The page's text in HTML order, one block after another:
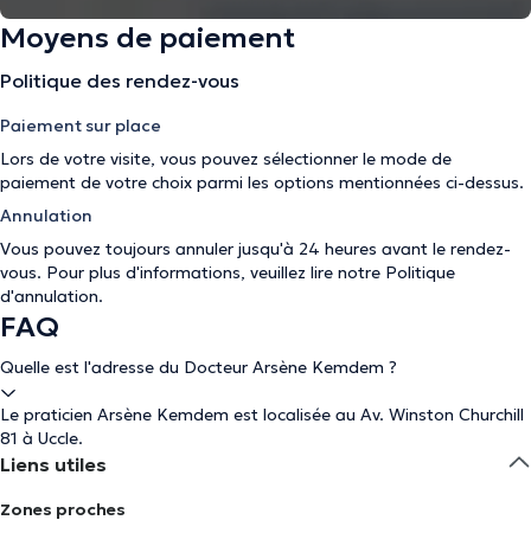
Moyens de paiement
Politique des rendez-vous
Paiement sur place
Lors de votre visite, vous pouvez sélectionner le mode de
paiement de votre choix parmi les options mentionnées ci-dessus.
Annulation
Vous pouvez toujours annuler jusqu'à 24 heures avant le rendez-
vous. Pour plus d'informations, veuillez lire notre Politique
d'annulation.
FAQ
Quelle est l'adresse du Docteur Arsène Kemdem ?
Le praticien Arsène Kemdem est localisée au Av. Winston Churchill
81 à Uccle.
Liens utiles
Zones proches